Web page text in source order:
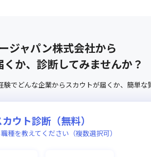
ジャパン株式会社から
か、診断してみませんか？
験でどんな企業からスカウトが届くか、 簡単な
ウト診断（無料）
種を教えてください（複数選択可）